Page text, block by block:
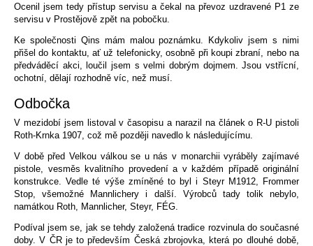
Ocenil jsem tedy přístup servisu a čekal na převoz uzdravené P1 ze
servisu v Prostějově zpět na pobočku.
Ke společnosti Qins mám malou poznámku. Kdykoliv jsem s nimi
přišel do kontaktu, ať už telefonicky, osobně při koupi zbraní, nebo na
předváděcí akci, loučil jsem s velmi dobrým dojmem. Jsou vstřícní,
ochotní, dělají rozhodně víc, než musí.
Odbočka
V mezidobí jsem listoval v časopisu a narazil na článek o R-U pistoli
Roth-Krnka 1907, což mě později navedlo k následujícímu.
V době před Velkou válkou se u nás v monarchii vyráběly zajímavé
pistole, vesměs kvalitního provedení a v každém případě originální
konstrukce. Vedle té výše zmíněné to byl i Steyr M1912, Frommer
Stop, všemožné Mannlichery i další. Výrobců tady tolik nebylo,
namátkou Roth, Mannlicher, Steyr, FÉG.
Podíval jsem se, jak se tehdy založená tradice rozvinula do současné
doby. V ČR je to především Česká zbrojovka, která po dlouhé době,